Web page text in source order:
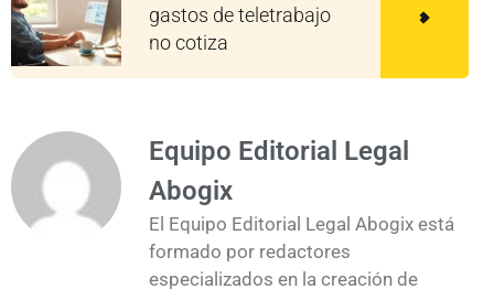
gastos de teletrabajo
no cotiza
Equipo Editorial Legal
Abogix
El Equipo Editorial Legal Abogix está
formado por redactores
especializados en la creación de